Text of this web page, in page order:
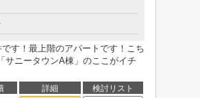
す！最上階のアパートです！こち
サニータウンA棟」のここがイチ
詳細
検討リスト